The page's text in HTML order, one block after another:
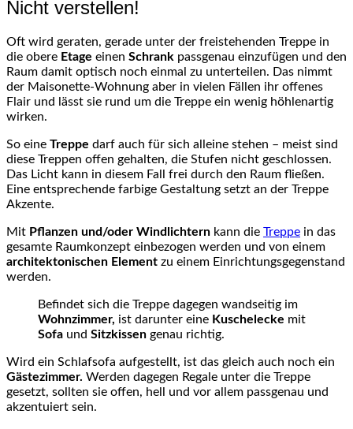
Nicht verstellen!
Oft wird geraten, gerade unter der freistehenden Treppe in
die obere Etage einen Schrank passgenau einzufügen und den
Raum damit optisch noch einmal zu unterteilen. Das nimmt
der Maisonette-Wohnung aber in vielen Fällen ihr offenes
Flair und lässt sie rund um die Treppe ein wenig höhlenartig
wirken.
So eine Treppe darf auch für sich alleine stehen – meist sind
diese Treppen offen gehalten, die Stufen nicht geschlossen.
Das Licht kann in diesem Fall frei durch den Raum fließen.
Eine entsprechende farbige Gestaltung setzt an der Treppe
Akzente.
Mit Pflanzen und/oder Windlichtern kann die Treppe in das
gesamte Raumkonzept einbezogen werden und von einem
architektonischen Element zu einem Einrichtungsgegenstand
werden.
Befindet sich die Treppe dagegen wandseitig im
Wohnzimmer, ist darunter eine Kuschelecke mit
Sofa und Sitzkissen genau richtig.
Wird ein Schlafsofa aufgestellt, ist das gleich auch noch ein
Gästezimmer. Werden dagegen Regale unter die Treppe
gesetzt, sollten sie offen, hell und vor allem passgenau und
akzentuiert sein.